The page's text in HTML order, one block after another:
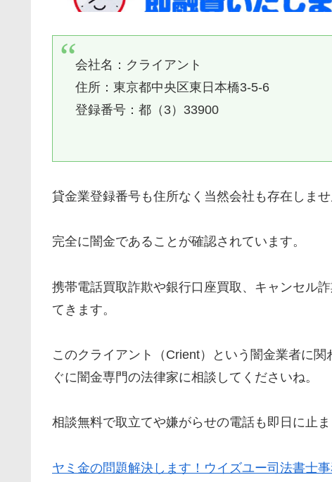
会社名：クライアント
住所：東京都中央区東日本橋3-5-6
登録番号：都（3）33900
貸金業登録番号も住所なく当然会社も存在しませ
完全に闇金であることが確認されています。
携帯電話買取詐欺や銀行口座買取、キャンセル
てきます。
このクライアント（Crient）という闇金業者に
ぐに闇金専門の法律家に相談してくださいね。
相談無料で取立てや嫌がらせの電話も即日に止ま
ヤミ金の問題解決します！ウイズユー司法書士